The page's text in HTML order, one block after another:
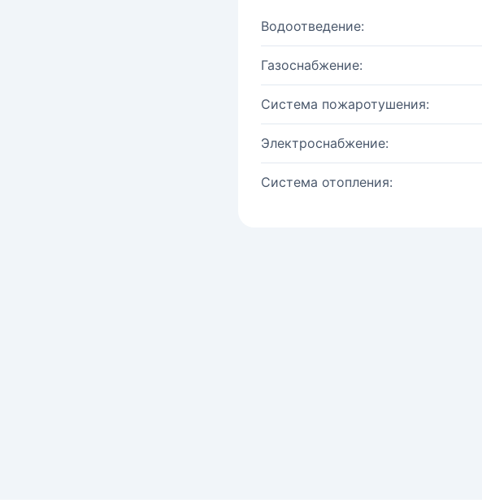
Водоотведение:
Газоснабжение:
Система пожаротушения:
Электроснабжение:
Система отопления: